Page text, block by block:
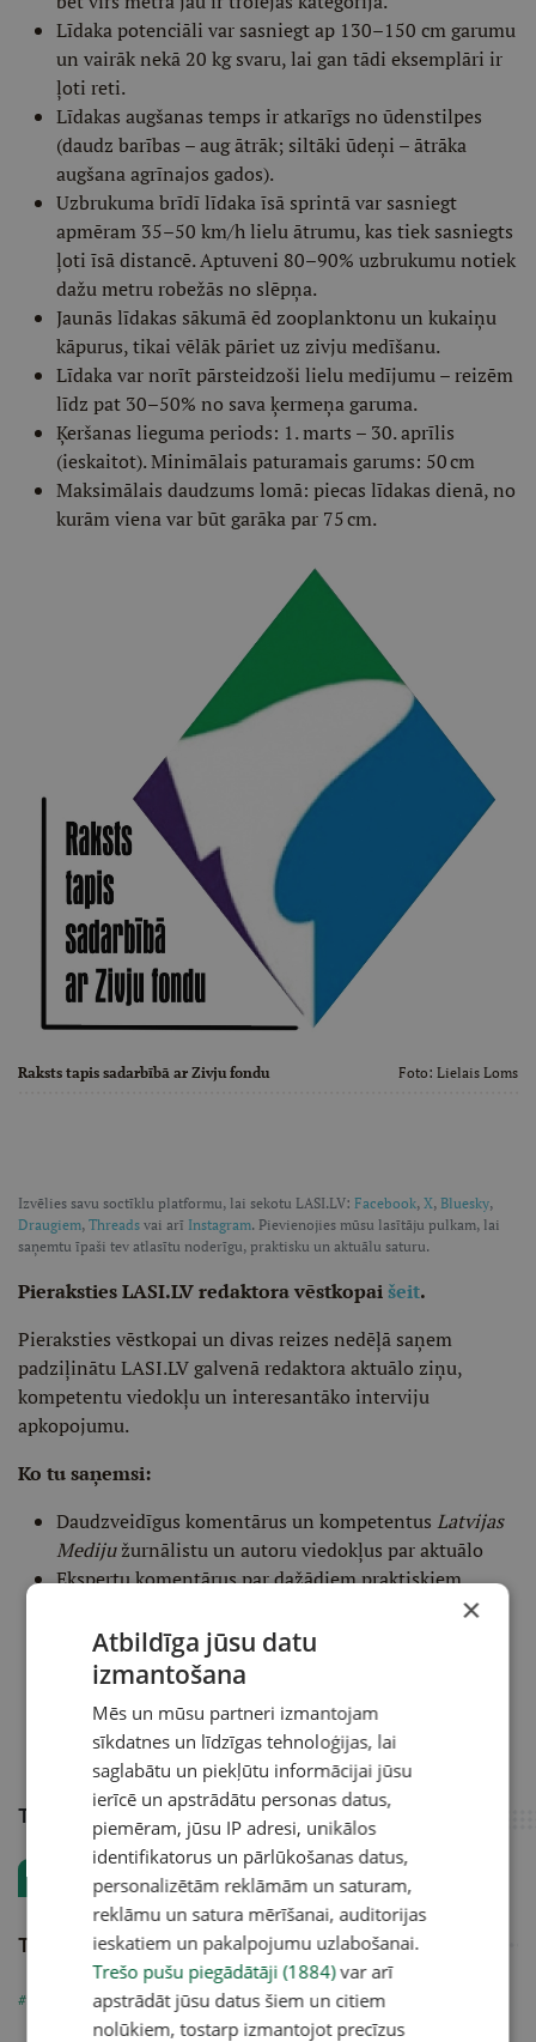
Līdaka potenciāli var sasniegt ap 130–150 cm garumu
un vairāk nekā 20 kg svaru, lai gan tādi eksemplāri ir
ļoti reti.
Līdakas augšanas temps ir atkarīgs no ūdenstilpes
(daudz barības – aug ātrāk; siltāki ūdeņi – ātrāka
augšana agrīnajos gados).
Uzbrukuma brīdī līdaka īsā sprintā var sasniegt
apmēram 35–50 km/h lielu ātrumu, kas tiek sasniegts
ļoti īsā distancē. Aptuveni 80–90% uzbrukumu notiek
dažu metru robežās no slēpņa.
Jaunās līdakas sākumā ēd zooplanktonu un kukaiņu
kāpurus, tikai vēlāk pāriet uz zivju medīšanu.
Līdaka var norīt pārsteidzoši lielu medījumu – reizēm
līdz pat 30–50% no sava ķermeņa garuma.
Ķeršanas lieguma periods: 1. marts – 30. aprīlis
(ieskaitot). Minimālais paturamais garums: 50 cm
Maksimālais daudzums lomā: piecas līdakas dienā, no
kurām viena var būt garāka par 75 cm.
Raksts tapis sadarbībā ar Zivju fondu Foto: Lielais Loms
Izvēlies savu soctīklu platformu, lai sekotu LASI.LV: Facebook, X, Bluesky,
Draugiem, Threads vai arī Instagram. Pievienojies mūsu lasītāju pulkam, lai
saņemtu īpaši tev atlasītu noderīgu, praktisku un aktuālu saturu.
Pieraksties LASI.LV redaktora vēstkopaišeit.
Pieraksties vēstkopai un divas reizes nedēļā saņem
padziļinātu LASI.LV galvenā redaktora aktuālo ziņu,
kompetentu viedokļu un interesantāko interviju
apkopojumu.
Ko tu saņemsi:
Daudzveidīgus komentārus un kompetentus Latvijas
Medijužurnālistu un autoru viedokļus par aktuālo
Ekspertu komentārus par dažādiem praktiskiem,
Aizraujošus materiālus par vēsturi, psiholoģiju,
kultūru
Tavā e-pasta kastītē katru ceturtdienu
Tēma
Copes eksperta pieredze
Tēmturi
#līdakas #mānekļi
×
Atbildīga jūsu datu
izmantošana
Mēs un mūsu partneri izmantojam
sīkdatnes un līdzīgas tehnoloģijas, lai
saglabātu un piekļūtu informācijai jūsu
ierīcē un apstrādātu personas datus,
piemēram, jūsu IP adresi, unikālos
identifikatorus un pārlūkošanas datus,
personalizētām reklāmām un saturam,
reklāmu un satura mērīšanai, auditorijas
ieskatiem un pakalpojumu uzlabošanai.
Trešo pušu piegādātāji (1884)var arī
apstrādāt jūsu datus šiem un citiem
nolūkiem, tostarp izmantojot precīzus